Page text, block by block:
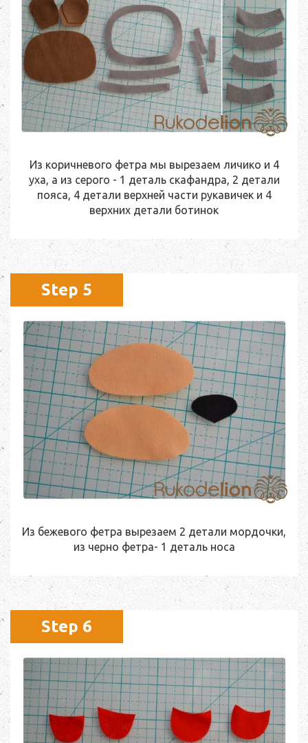
Из коричневого фетра мы вырезаем личико и 4
уха, а из серого - 1 деталь скафандра, 2 детали
пояса, 4 детали верхней части рукавичек и 4
верхних детали ботинок
Step 5
Из бежевого фетра вырезаем 2 детали мордочки,
из черно фетра- 1 деталь носа
Step 6